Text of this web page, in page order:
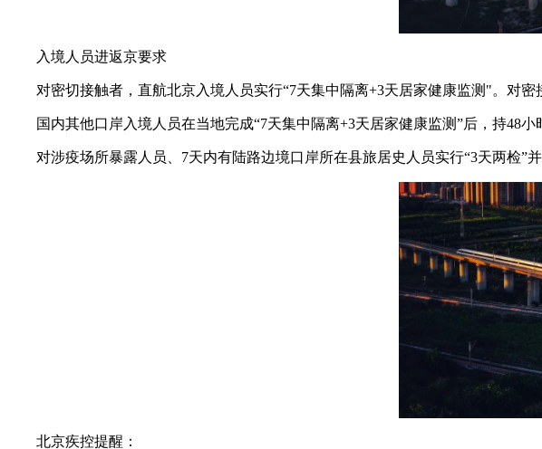
入境人员进返京要求
对密切接触者，直航北京入境人员实行“7天集中隔离+3天居家健康监测"。对密
国内其他口岸入境人员在当地完成“7天集中隔离+3天居家健康监测”后，持48
对涉疫场所暴露人员、7天内有陆路边境口岸所在县旅居史人员实行“3天两检”并
北京疾控提醒：